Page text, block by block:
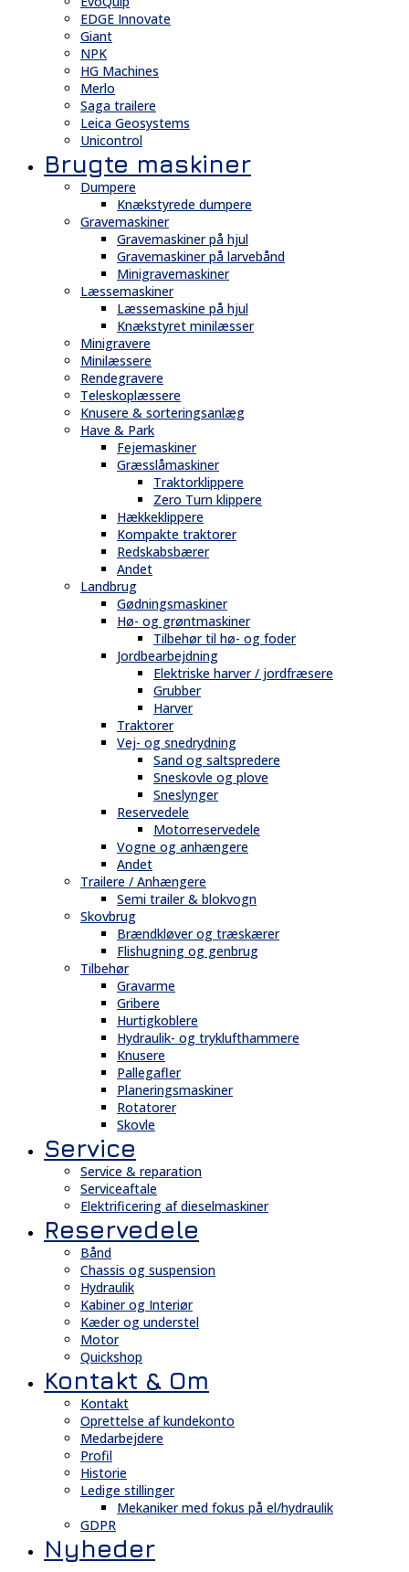
EDGE Innovate
Giant
NPK
HG Machines
Merlo
Saga trailere
Leica Geosystems
Unicontrol
Brugte maskiner
Dumpere
Knækstyrede dumpere
Gravemaskiner
Gravemaskiner på hjul
Gravemaskiner på larvebånd
Minigravemaskiner
Læssemaskiner
Læssemaskine på hjul
Knækstyret minilæsser
Minigravere
Minilæssere
Rendegravere
Teleskoplæssere
Knusere & sorteringsanlæg
Have & Park
Fejemaskiner
Græsslåmaskiner
Traktorklippere
Zero Turn klippere
Hækkeklippere
Kompakte traktorer
Redskabsbærer
Andet
Landbrug
Gødningsmaskiner
Hø- og grøntmaskiner
Tilbehør til hø- og foder
Jordbearbejdning
Elektriske harver / jordfræsere
Grubber
Harver
Traktorer
Vej- og snedrydning
Sand og saltspredere
Sneskovle og plove
Sneslynger
Reservedele
Motorreservedele
Vogne og anhængere
Andet
Trailere / Anhængere
Semi trailer & blokvogn
Skovbrug
Brændkløver og træskærer
Flishugning og genbrug
Tilbehør
Gravarme
Gribere
Hurtigkoblere
Hydraulik- og tryklufthammere
Knusere
Pallegafler
Planeringsmaskiner
Rotatorer
Skovle
Service
Service & reparation
Serviceaftale
Elektrificering af dieselmaskiner
Reservedele
Bånd
Chassis og suspension
Hydraulik
Kabiner og Interiør
Kæder og understel
Motor
Quickshop
Kontakt & Om
Kontakt
Oprettelse af kundekonto
Medarbejdere
Profil
Historie
Ledige stillinger
Mekaniker med fokus på el/hydraulik
GDPR
Nyheder